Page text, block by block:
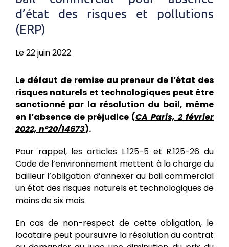
d’état des risques et pollutions
(ERP)
Le 22 juin 2022
Le défaut de remise au preneur de l’état des
risques naturels et technologiques peut être
sanctionné par la résolution du bail, même
en l’absence de préjudice (CA Paris, 2 février
2022, n°20/14673).
Pour rappel, les articles L.125-5 et R.125-26 du
Code de l’environnement mettent à la charge du
bailleur l’obligation d’annexer au bail commercial
un état des risques naturels et technologiques de
moins de six mois.
En cas de non-respect de cette obligation, le
locataire peut poursuivre la résolution du contrat